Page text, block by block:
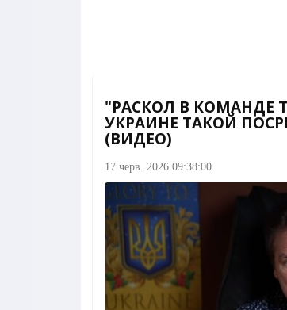
"РАСКОЛ В КОМАНДЕ
УКРАИНЕ ТАКОЙ
(ВИДЕО)
17 черв. 2026 09:38:00